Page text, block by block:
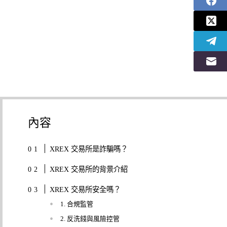
內容
XREX 交易所是詐騙嗎？
XREX 交易所的背景介紹
XREX 交易所安全嗎？
1. 合規監管
2. 反洗錢與風險控管